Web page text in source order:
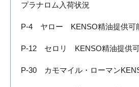
プラナロム入荷状況
P-4 ヤロー KENSO精油提供可
P-12 セロリ KENSO精油提供
P-30 カモマイル・ローマン